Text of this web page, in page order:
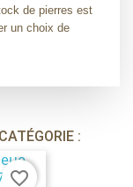
de pierres est
un choix de
:
favorite_border